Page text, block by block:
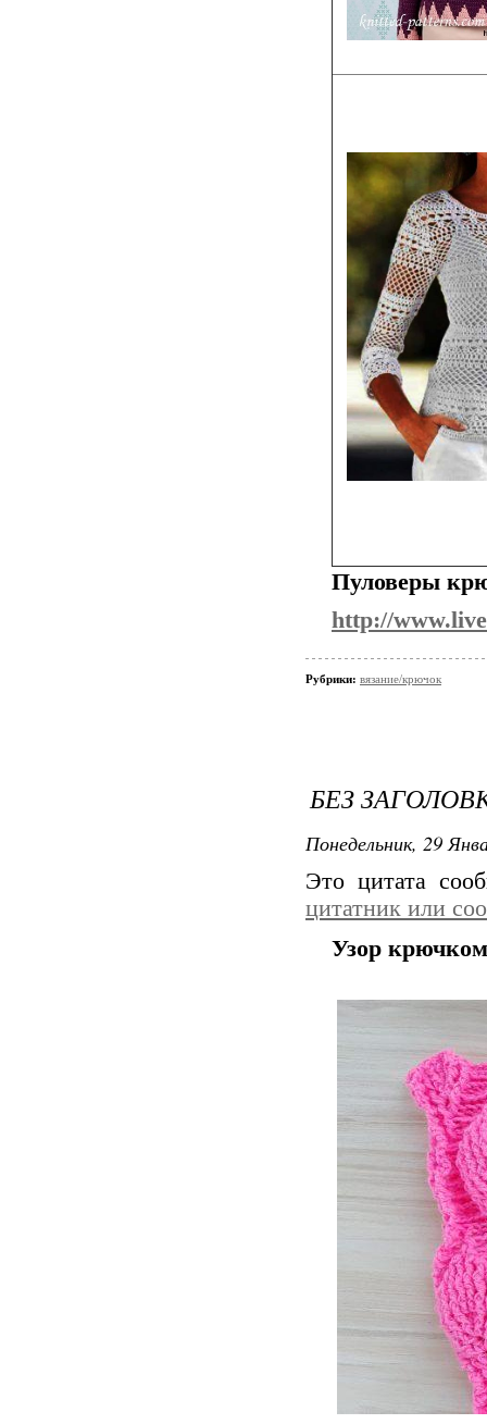
Пуловеры
http://
Рубрики: вязание/крючок
БЕЗ
Понедельник, 29
Это цитата
цитатник или
Узор